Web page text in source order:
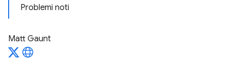
Problemi noti
Matt Gaunt